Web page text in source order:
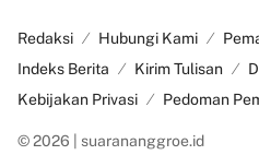
Redaksi Hubungi Kami
Indeks Berita
Kirim Tulisan
Kebijakan Privasi
Pedoman
© 2026 | suarananggroe.id